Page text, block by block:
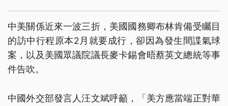
中美關係近來一波三折，美國國務卿布林肯備受矚目
的訪中行程原本2月就要成行，卻因為發生間諜氣球
案，以及美國眾議院議長麥卡錫會晤蔡英文總統等事
件告吹。
中國外交部發言人汪文斌呼籲，「美方應當端正對華